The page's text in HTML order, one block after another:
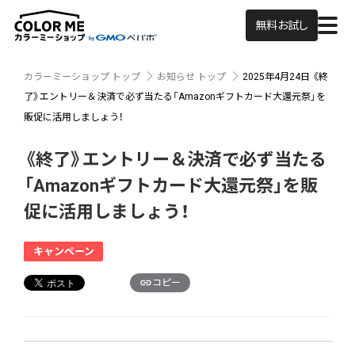
無料お試し
カラーミーショップ トップ お知らせ トップ 2025年4月24日 《終
了》エントリー＆決済で必ず当たる「Amazonギフトカード大還元祭」を
販促に活用しましょう！
《終了》エントリー＆決済で必ず当たる
「Amazonギフトカード大還元祭」を販
促に活用しましょう！
キャンペーン
コピー